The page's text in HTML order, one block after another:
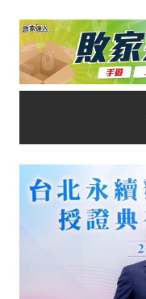
Skip
content
家
達
人
No.1
遊
戲
科